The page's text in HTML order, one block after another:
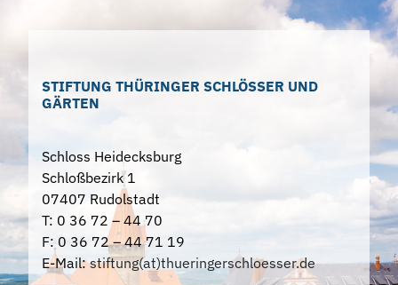
STIFTUNG THÜRINGER SCHLÖSSER UND
GÄRTEN
Schloss Heidecksburg
Schloßbezirk 1
07407 Rudolstadt
T: 0 36 72 – 44 70
F: 0 36 72 – 44 71 19
E-Mail:stiftung(at)thueringerschloesser.de